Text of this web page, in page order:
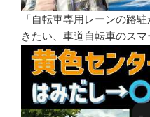
「自転車専用レーンの路
きたい、車道自転車のス